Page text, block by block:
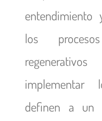
entendimiento
los
implementar
definen a un